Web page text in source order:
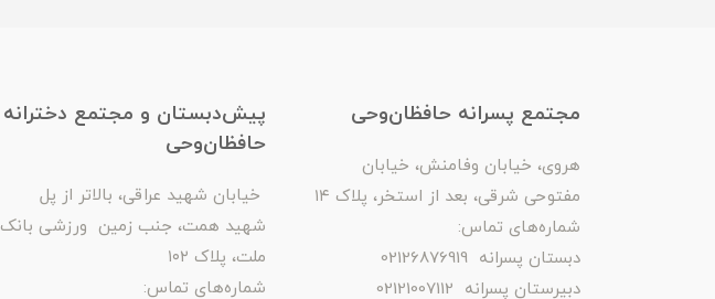
مجتمع پسرانه حافظان‌وحی
هروی، خیابان وفامنش، خیابان
مفتوحی شرقی، بعد از استخر، پلاک ۱۴
شماره‌های تماس:
دبستان پسرانه 02126876919
دبیرستان پسرانه 02121007112
پیش‌دبستان و مجتمع دخترانه
حافظان‌وحی
خیابان شهید عراقی، بالاتر از پل
شهید همت، جنب زمین ورزشی بانک
ملت، پلاک ۱۰۲
شماره‌های تماس: